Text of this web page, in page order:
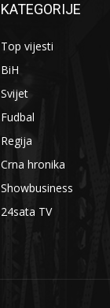
KATEGORIJE
Top vijesti
BiH
Svijet
Fudbal
Regija
Crna hronika
Showbusiness
24sata TV